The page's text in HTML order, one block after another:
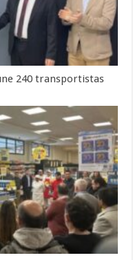
240 transportistas